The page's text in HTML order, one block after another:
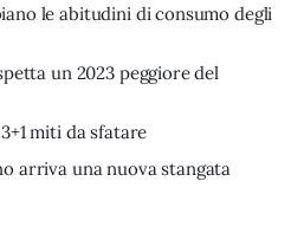
le abitudini di consumo degli
un 2023 peggiore del
miti da sfatare
arriva una nuova stangata